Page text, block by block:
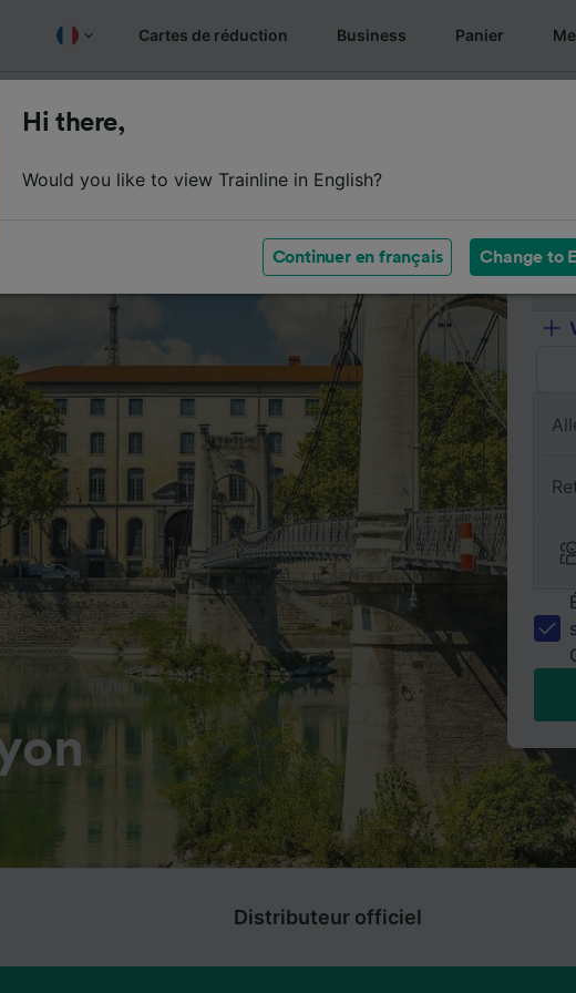
Cartes de réduction Business Panier
De
À
Distributeur officiel
Hi there,
Would you like to view Trainline in English?
Continuer en français Change to